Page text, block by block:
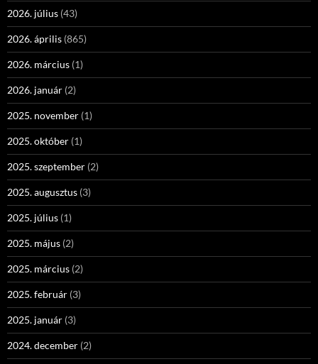
2026. július (43)
2026. április (865)
2026. március (1)
2026. január (2)
2025. november (1)
2025. október (1)
2025. szeptember (2)
2025. augusztus (3)
2025. július (1)
2025. május (2)
2025. március (2)
2025. február (3)
2025. január (3)
2024. december (2)